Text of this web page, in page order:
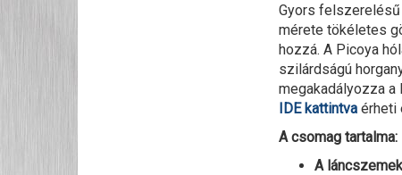
Gyors felszerelésű
mérete tökéletes
hozzá. A Picoya
szilárdságú
megakadályozza
IDE kattintva érheti
A csomag tartalma:
A